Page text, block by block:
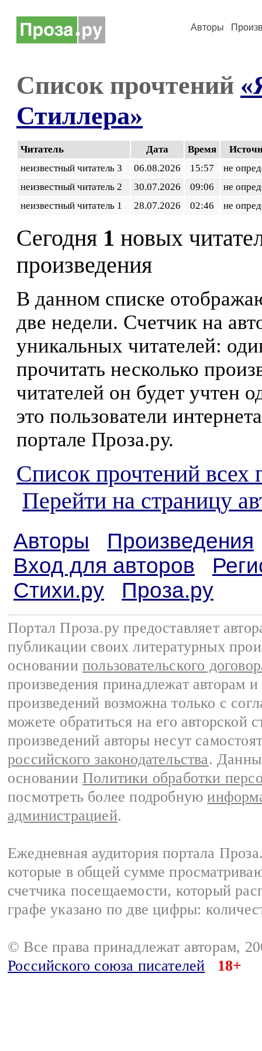
Авторы
Список прочтений
Стиллера»
Читатель Дата Время
неизвестный читатель 3
06.08.2026 15:57
не
неизвестный читатель 2
30.07.2026 09:06
не
неизвестный читатель 1
28.07.2026 02:46 не
Сегодня 1 новых
произведения
В данном списке
две недели. Счетчик на
уникальных читателей:
прочитать несколько
читателей он будет учтен
это пользователи
портале Проза.ру.
Список прочтений всех
Перейти на страницу
Авторы
Произведения
Вход для авторов
Стихи.ру
Проза.ру
Портал Проза.ру предоставляет
публикации своих литературных
основании пользовательского
произведения принадлежат авторам
произведений возможна только с
можете обратиться на его авторской
произведений авторы несут
российского законодательства.
основании Политики обработки
посмотреть более подробную
администрацией.
Ежедневная аудитория портала
которые в общей сумме
счетчика посещаемости, который
графе указано по две цифры:
© Все права принадлежат авторам,
Российского союза писателей
18+